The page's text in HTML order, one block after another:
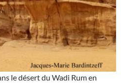
le désert du Wadi Rum en